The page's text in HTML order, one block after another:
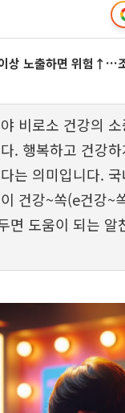
상 노출하면 위험↑…
비로소 건강의
. 행복하고 건강
는 의미입니다.
건강~쏙(e건강~
면 도움이 되는 알